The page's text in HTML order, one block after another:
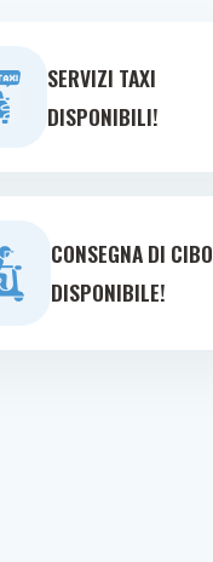
SERVIZI TAXI
DISPONIBILI!
CONSEGNA DI CIBO
DISPONIBILE!